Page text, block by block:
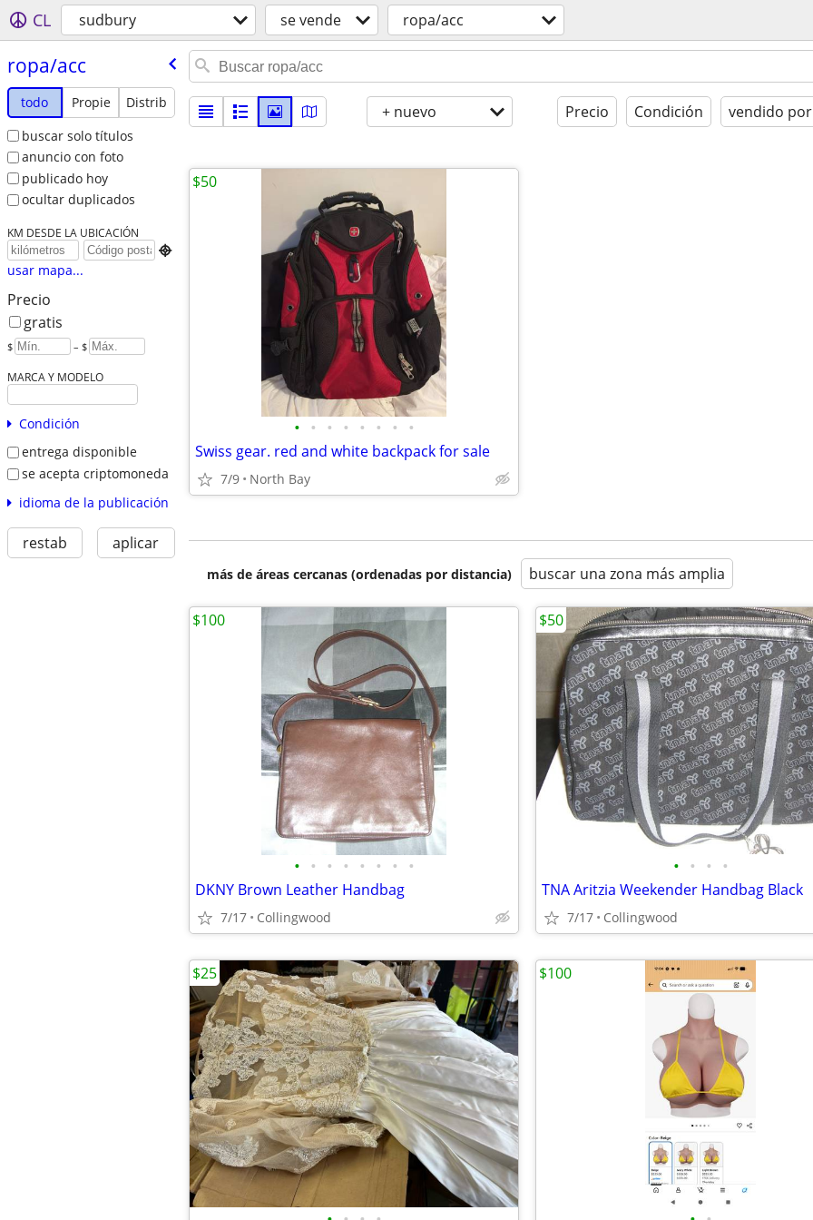
CL sudbury se vende ropa/acc
ropa/​acc
todo Propie
Distrib
buscar solo títulos
anuncio con foto
publicado hoy
ocultar duplicados
KM DESDE LA UBICACIÓN

usar mapa...
Precio
gratis
$ – $
MARCA Y MODELO
Condición
entrega disponible
se acepta criptomoneda
idioma de la publicación
restab aplicar
+ nuevo Precio Condición vendido por
• • • • • • • •
Swiss gear. red and white backpack for sale
7/9 North Bay
$50
más de áreas cercanas (ordenadas por distancia) buscar una zona más amplia
• • • • • • • •
DKNY Brown Leather Handbag
7/17 Collingwood
$100
• • • •
TNA Aritzia Weekender Handbag Black
7/17 Collingwood
$50
$25 $100